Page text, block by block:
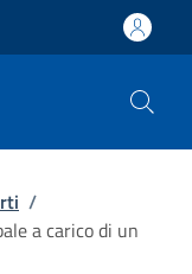
/
a carico di un